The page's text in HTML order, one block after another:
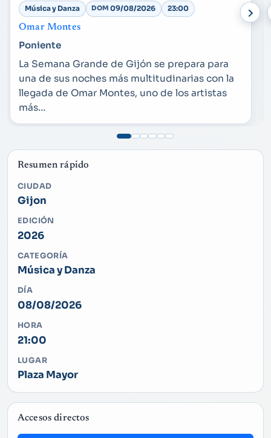
Música y Danza DOM 09/08/2026 23:00
Omar Montes
Poniente
La Semana Grande de Gijón se prepara para
una de sus noches más multitudinarias con la
llegada de Omar Montes, uno de los artistas
más…
Resumen rápido
CIUDAD
Gijon
EDICIÓN
2026
CATEGORÍA
Música y Danza
DÍA
08/08/2026
HORA
21:00
LUGAR
Plaza Mayor
Accesos directos